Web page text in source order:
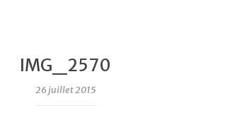
IMG_2570
26 juillet 2015